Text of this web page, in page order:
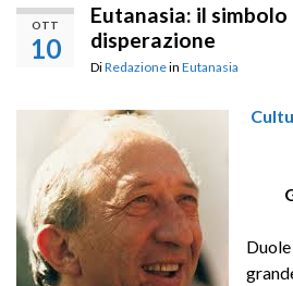
OTT
10
Eutanasia: il
disperazione
DiRedazionein Eutanasia